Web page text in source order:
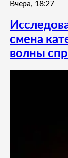
Вчера, 18:27
смена
волны